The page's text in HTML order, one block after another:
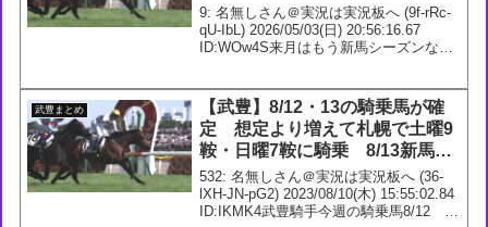
9: 名無しさん＠実況は実況板へ (9f-rRc-
qU-IbL) 2026/05/03(日) 20:56:16.67
ID:WOw4S来月はもう新馬シーズンなん
歳乗りた...
武豊まとめ
【武豊】8/12・13の騎乗馬が確
定 想定より増えて札幌で土曜9
鞍・日曜7鞍に騎乗 8/13新馬で
セイウンマカロン・UHB賞はロ
ードマックスに騎乗
532: 名無しさん＠実況は実況板へ (36-
lXH-JN-pG2) 2023/08/10(木) 15:55:02.84
ID:IKMK4武豊騎手今週の騎乗馬8/12 2